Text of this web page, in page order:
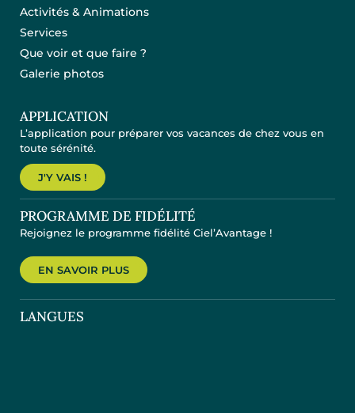
Activités & Animations
Services
Que voir et que faire ?
Galerie photos
APPLICATION
L’application pour préparer vos vacances de chez vous en
toute sérénité.
J'Y VAIS !
PROGRAMME DE FIDÉLITÉ
Rejoignez le programme fidélité Ciel’Avantage !
EN SAVOIR PLUS
LANGUES